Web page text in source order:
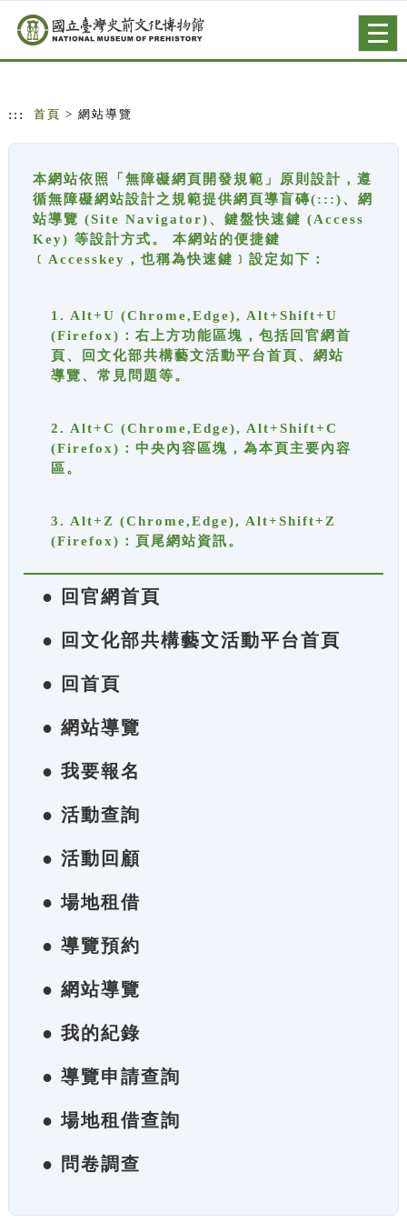
跳到主要內容
網站導覽
::: 首頁 > 網站導覽
本網站依照「無障礙網頁開發規範」原則設計，遵
循無障礙網站設計之規範提供網頁導盲磚(:::)、網
站導覽 (Site Navigator)、鍵盤快速鍵 (Access
Key) 等設計方式。 本網站的便捷鍵
﹝Accesskey，也稱為快速鍵﹞設定如下：
1. Alt+U (Chrome,Edge), Alt+Shift+U
(Firefox)：右上方功能區塊，包括回官網首
頁、回文化部共構藝文活動平台首頁、網站
導覽、常見問題等。
2. Alt+C (Chrome,Edge), Alt+Shift+C
(Firefox)：中央內容區塊，為本頁主要內容
區。
3. Alt+Z (Chrome,Edge), Alt+Shift+Z
(Firefox)：頁尾網站資訊。
● 回官網首頁
● 回文化部共構藝文活動平台首頁
● 回首頁
● 網站導覽
● 我要報名
● 活動查詢
● 活動回顧
● 場地租借
● 導覽預約
● 網站導覽
● 我的紀錄
● 導覽申請查詢
● 場地租借查詢
● 問卷調查